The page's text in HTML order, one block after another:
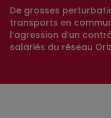
De grosses
transports en
l’agression d’un
salariés du réseau